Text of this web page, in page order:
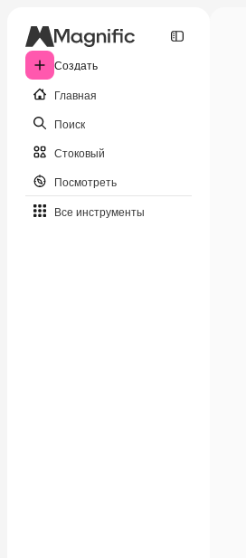
Создать
Главная
Поиск
Стоковый
Посмотреть
Все инструменты